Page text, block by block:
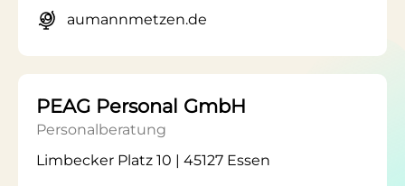
aumannmetzen.de
PEAG Personal GmbH
Personalberatung
Limbecker Platz 10 | 45127 Essen